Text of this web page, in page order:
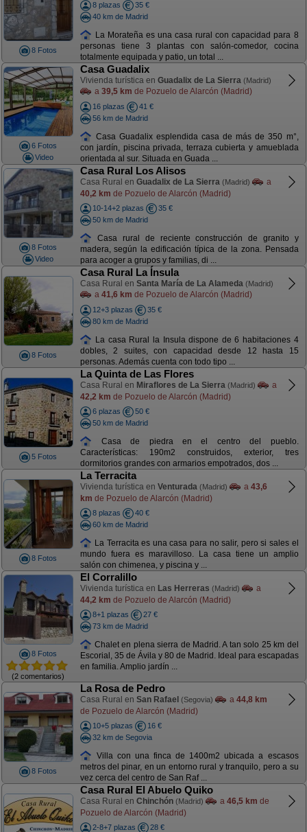
8 Fotos
8 plazas
35 €
40 km de Madrid
La Morateña es una casa rural con capacidad para 8
personas tiene 3 plantas con salón-comedor, cocina
totalmente equipada y patio, un total ...
6 Fotos
Video
Casa Guadalix
Vivienda turística en Guadalix de La Sierra (Madrid)
a 39,5 km de Pozuelo de Alarcón (Madrid)
16 plazas
41 €
56 km de Madrid
Casa Guadalix esplendida casa de más de 350 m°,
con jardín, piscina privada, terraza cubierta y amueblada
orientada al sur. Situada en Guada ...
8 Fotos
Video
Casa Rural Los Alisos
Casa Rural en Guadalix de La Sierra (Madrid)
a
40,2 km de Pozuelo de Alarcón (Madrid)
10-14+2 plazas
35 €
50 km de Madrid
Casa rural de reciente construcción de granito y
madera, según la edificación típica de la zona. Pensada
para acoger a grupos y familias, di ...
8 Fotos
Casa Rural La Ínsula
Casa Rural en Santa María de La Alameda (Madrid)
a 41,6 km de Pozuelo de Alarcón (Madrid)
12+3 plazas
35 €
80 km de Madrid
La casa Rural la Insula dispone de 6 habitaciones 4
dobles, 2 suites, con capacidad desde 12 hasta 15
personas. Además cuenta con todo tipo ...
5 Fotos
La Quinta de Las Flores
Casa Rural en Miraflores de La Sierra (Madrid)
a
42,2 km de Pozuelo de Alarcón (Madrid)
6 plazas
50 €
50 km de Madrid
Casa de piedra en el centro del pueblo.
Características: 190m2 construidos, exterior, tres
dormitorios grandes con armarios empotrados, dos ...
8 Fotos
La Terracita
Vivienda turística en Venturada (Madrid) a 43,6
km de Pozuelo de Alarcón (Madrid)
8 plazas
40 €
60 km de Madrid
La Terracita es una casa para no salir, pero si sales el
mundo fuera es maravilloso. La casa tiene un amplio
salón con chimenea, y piscina y ...
8 Fotos
(2 comentarios)
El Corralillo
Vivienda turística en Las Herreras (Madrid)
a
44,2 km de Pozuelo de Alarcón (Madrid)
8+1 plazas
27 €
73 km de Madrid
Chalet en plena sierra de Madrid. A tan solo 25 km del
Escorial, 35 de Ávila y 80 de Madrid. Ideal para escapadas
en familia. Amplio jardín ...
8 Fotos
La Rosa de Pedro
Casa Rural en San Rafael (Segovia) a 44,8 km
de Pozuelo de Alarcón (Madrid)
10+5 plazas
16 €
32 km de Segovia
Villa con una finca de 1400m2 ubicada a escasos
metros del pinar, en un entorno rural y tranquilo, pero a su
vez cerca del centro de San Raf ...
Casa Rural El Abuelo Quiko
Casa Rural en Chinchón (Madrid) a 46,5 km de
Pozuelo de Alarcón (Madrid)
2-8+7 plazas 28 €